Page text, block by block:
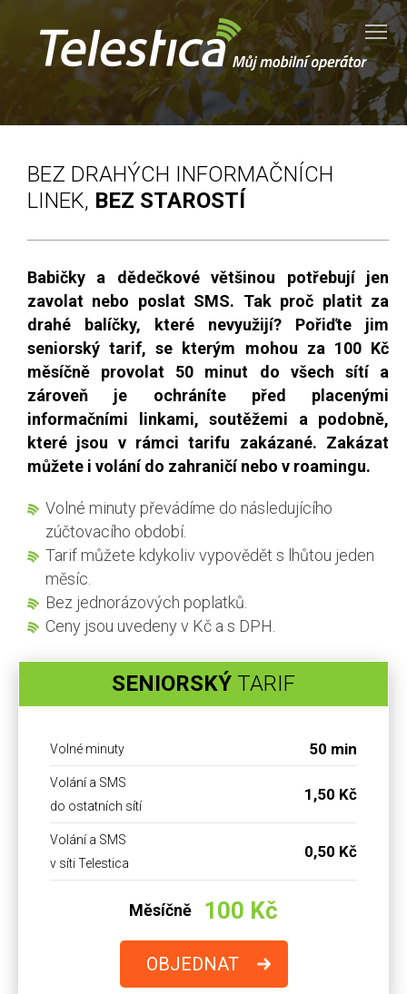
BEZ DRAHÝCH INFORMAČNÍCH
LINEK, BEZ STAROSTÍ
Babičky a dědečkové většinou potřebují jen
zavolat nebo poslat SMS. Tak proč platit za
drahé balíčky, které nevyužijí? Pořiďte jim
seniorský tarif, se kterým mohou za 100 Kč
měsíčně provolat 50 minut do všech sítí a
zároveň je ochráníte před placenými
informačními linkami, soutěžemi a podobně,
které jsou v rámci tarifu zakázané. Zakázat
můžete i volání do zahraničí nebo v roamingu.
Volné minuty převádíme do následujícího
zúčtovacího období.
Tarif můžete kdykoliv vypovědět s lhůtou jeden
měsíc.
Bez jednorázových poplatků.
Ceny jsou uvedeny v Kč a s DPH.
SENIORSKÝ TARIF
Volné minuty 50 min
Volání a SMS
do ostatních sítí
1,50 Kč
Volání a SMS
v síti Telestica
0,50 Kč
Měsíčně 100 Kč
OBJEDNAT